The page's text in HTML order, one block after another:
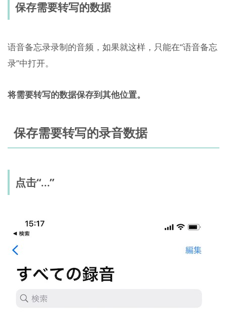
保存需要转写的数据
语音备忘录录制的音频，如果就这样，只能在“语音备忘
录”中打开。
将需要转写的数据保存到其他位置。
保存需要转写的录音数据
点击“…”